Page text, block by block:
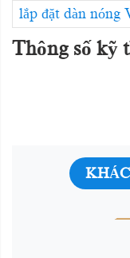
lắp đặt dàn nóng
Thông số kỹ